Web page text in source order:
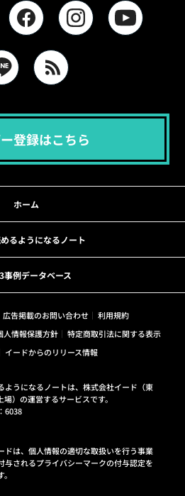
登録はこちら
ホーム
るようになるノート
事例データベース
広告掲載のお問い合わせ
利用規約
人情報保護方針
特定商取引法に関する表示
イードからのリリース情報
ようになるノートは、株式会社イード（東
場）の運営するサービスです。
6038
ドは、個人情報の適切な取扱いを行う事業
与されるプライバシーマークの付与認定を